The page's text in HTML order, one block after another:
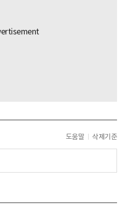
도움말 삭제기준